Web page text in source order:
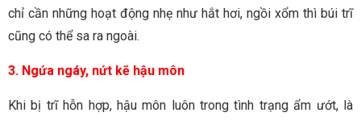
chỉ cần những hoạt động nhẹ như hắt hơi, ngồi xổm thì búi trĩ
cũng có thể sa ra ngoài.
3. Ngứa ngáy, nứt kẽ hậu môn
Khi bị trĩ hỗn hợp, hậu môn luôn trong tình trạng ẩm ướt, là